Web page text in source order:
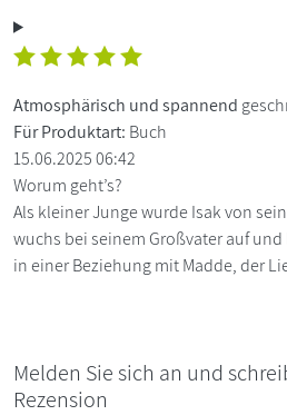
Atmosphärisch und spannend
Für Produktart: Buch
15.06.2025 06:42
Worum geht’s?
Als kleiner Junge wurde Isak von
wuchs bei seinem Großvater auf
in einer Beziehung mit Madde, der
Melden Sie sich an und
Rezension